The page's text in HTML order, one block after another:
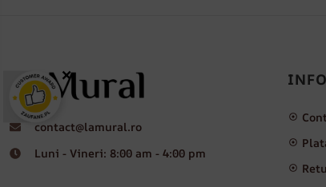
contact@lamural.ro
Luni - Vineri: 8:00 am - 4:00 pm
×